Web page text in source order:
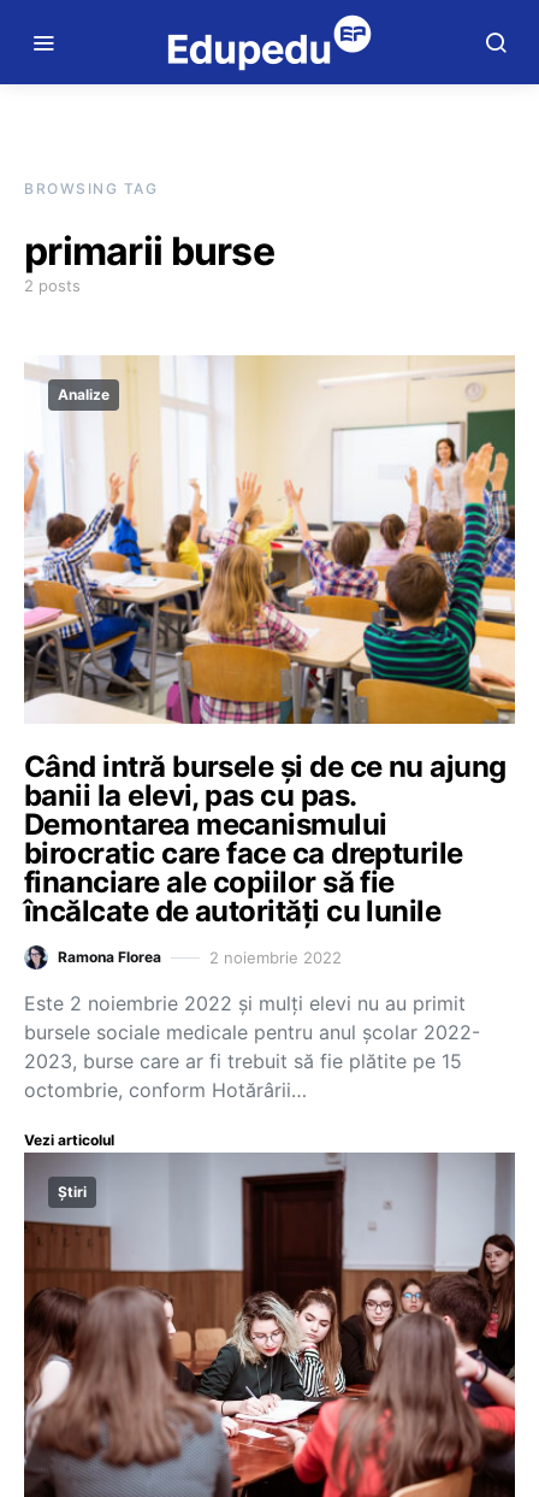
BROWSING TAG
primarii burse
2 posts
Analize
Când intră bursele și de ce nu ajung
banii la elevi, pas cu pas.
Demontarea mecanismului
birocratic care face ca drepturile
financiare ale copiilor să fie
încălcate de autorități cu lunile
Ramona Florea 2 noiembrie 2022
Este 2 noiembrie 2022 și mulți elevi nu au primit
bursele sociale medicale pentru anul școlar 2022-
2023, burse care ar fi trebuit să fie plătite pe 15
octombrie, conform Hotărârii…
Vezi articolul
Știri